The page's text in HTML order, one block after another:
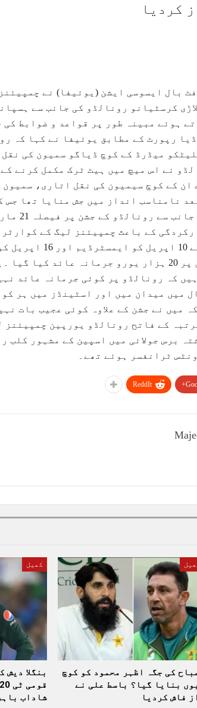
کردیا
بال ایسوسی ایشن (یوئیفا) نے
کرسٹیانو رونالڈو کی جانب سے
ہوئے مبینہ طور پر قواعد و ضوابط کی
رپورٹ کے مطابق یوئیفا نے کہا کہ
کے بعد ایٹلیٹکو میڈرڈ کے کوچ ڈیاگو سمیون
نے اس میچ میں ہیٹ ٹرک مکمل کرنے
کے کوچ سیمیون کی نقل اتاری،
سے کامیابی کے بعد نامناسب انداز میں جش منایا
جرمانہ
کے باعث چمپیئنز لیگ کے
ہے جہاں اس کا مقابلہ ڈچ
رہے کہ ایٹلیٹکو میڈرڈ کے کوچ سمیون پر 20 ہزار یورو
کہ رونالڈو پر کوئی جرمانہ عائد
میں میدان میں اور اسٹینڈز میں ہر
میں نے جشن کے علاوہ کوئی عجیب بات
اور گزشتہ برس جولائی میں اسپین کے مشہور
ٹرانفسر ہوئے تھے۔
ReddIt
کی جگہ اظہر محمود کو کوچ
بنایا گیا؟ باسط علی نے
فاش کردیا
کھیل
بنگلا دیش
شاداب باہر